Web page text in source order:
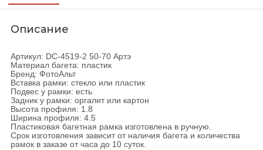
Описание
Артикул: DC-4519-2 50-70 Артэ
Материал багета: пластик
Бренд: ФотоАльт
Вставка рамки: стекло или пластик
Подвес у рамки: есть
Задник у рамки: оргалит или картон
Высота профиля: 1.8
Ширина профиля: 4.5
Пластиковая багетная рамка изготовлена в ручную.
Срок изготовления зависит от наличия багета и количества
рамок в заказе от часа до 10 суток.